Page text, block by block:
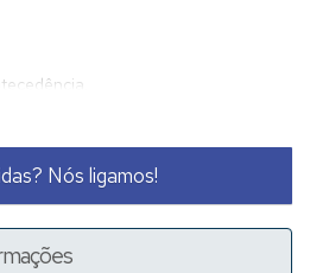
Nós ligamos!